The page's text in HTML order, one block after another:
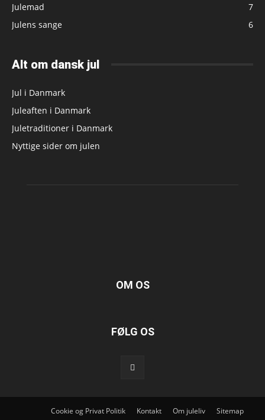
Julemad
7
Julens sange
6
Alt om dansk jul
Jul i Danmark
Juleaften i Danmark
Juletraditioner i Danmark
Nyttige sider om julen
OM OS
FØLG OS
Cookie og Privat Politik Kontakt Om juleliv Sitemap